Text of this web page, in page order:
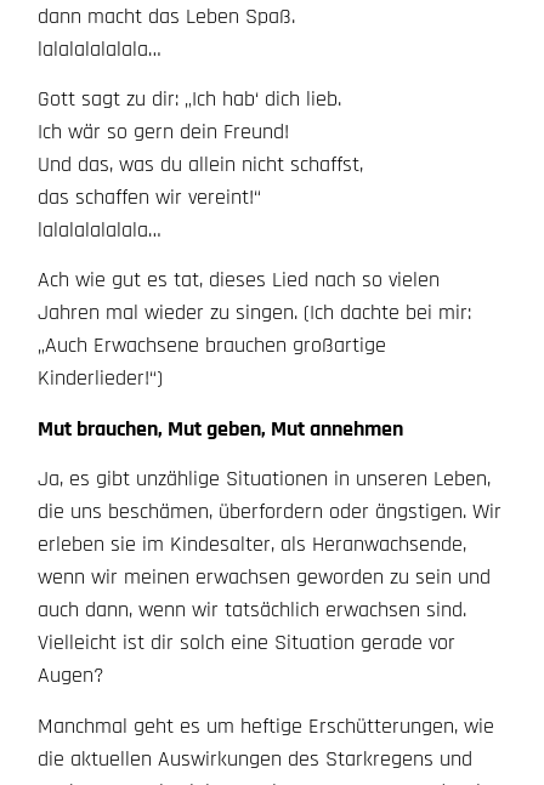
dann macht das Leben Spaß.
lalalalalalala…
Gott sagt zu dir: „Ich hab‘ dich lieb.
Ich wär so gern dein Freund!
Und das, was du allein nicht schaffst,
das schaffen wir vereint!“
lalalalalalala…
Ach wie gut es tat, dieses Lied nach so vielen
Jahren mal wieder zu singen. (Ich dachte bei mir:
„Auch Erwachsene brauchen großartige
Kinderlieder!“)
Mut brauchen, Mut geben, Mut annehmen
Ja, es gibt unzählige Situationen in unseren Leben,
die uns beschämen, überfordern oder ängstigen. Wir
erleben sie im Kindesalter, als Heranwachsende,
wenn wir meinen erwachsen geworden zu sein und
auch dann, wenn wir tatsächlich erwachsen sind.
Vielleicht ist dir solch eine Situation gerade vor
Augen?
Manchmal geht es um heftige Erschütterungen, wie
die aktuellen Auswirkungen des Starkregens und